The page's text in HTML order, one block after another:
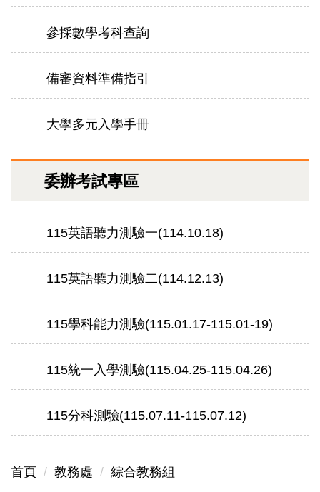
參採數學考科查詢
備審資料準備指引
大學多元入學手冊
委辦考試專區
115英語聽力測驗一(114.10.18)
115英語聽力測驗二(114.12.13)
115學科能力測驗(115.01.17-115.01-19)
115統一入學測驗(115.04.25-115.04.26)
115分科測驗(115.07.11-115.07.12)
首頁 教務處 綜合教務組